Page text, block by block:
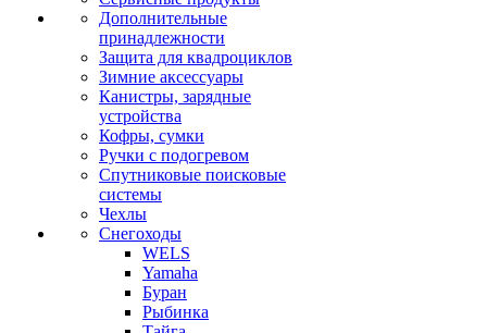
Дополнительные
принадлежности
Защита для квадроциклов
Зимние аксессуары
Канистры, зарядные
устройства
Кофры, сумки
Ручки с подогревом
Спутниковые поисковые
системы
Чехлы
Снегоходы
WELS
Yamaha
Буран
Рыбинка